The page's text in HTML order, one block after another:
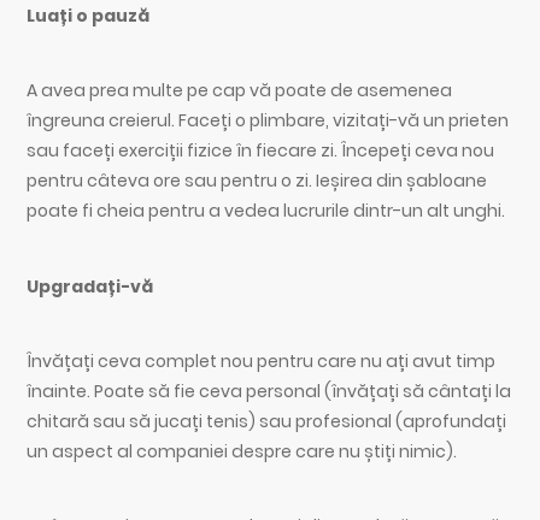
Luați o pauză
A avea prea multe pe cap vă poate de asemenea
îngreuna creierul. Faceți o plimbare, vizitați-vă un prieten
sau faceți exerciții fizice în fiecare zi. Începeți ceva nou
pentru câteva ore sau pentru o zi. Ieșirea din șabloane
poate fi cheia pentru a vedea lucrurile dintr-un alt unghi.
Upgradați-vă
Învățați ceva complet nou pentru care nu ați avut timp
înainte. Poate să fie ceva personal (învățați să cântați la
chitară sau să jucați tenis) sau profesional (aprofundați
un aspect al companiei despre care nu știți nimic).